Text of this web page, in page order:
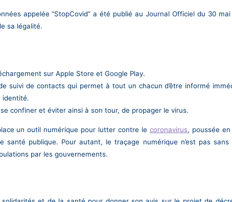
appelée “StopCovid” a été publié au Journal Officiel du 30 mai
sa légalité.
sur Apple Store et Google Play.
de contacts qui permet à tout un chacun d’être informé
identité.
confiner et éviter ainsi à son tour, de propager le virus.
un outil numérique pour lutter contre le coronavirus, poussée
publique. Pour autant, le traçage numérique n’est pas sans
par les gouvernements.